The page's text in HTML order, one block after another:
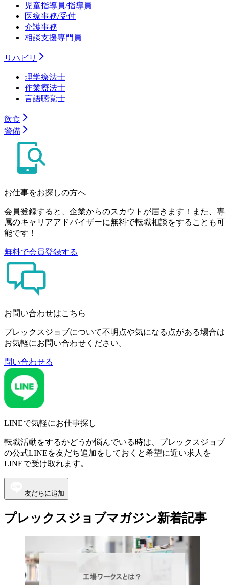
児童指導員/指導員
医療事務/受付
介護事務
相談支援専門員
リハビリ
理学療法士
作業療法士
言語聴覚士
飲食
警備
お仕事をお探しの方へ
会員登録すると、企業からのスカウトが届きます！また、専
属のキャリアアドバイザーに無料で転職相談をすることも可
能です！
無料で会員登録する
お問い合わせはこちら
プレックスジョブについて不明点や気になる点がある場合は
お気軽にお問い合わせください。
問い合わせる
LINEで気軽にお仕事探し
転職活動をするかどうか悩んでいる時は、プレックスジョブ
の公式LINEを友だち追加をしておくと希望に近い求人を
LINEで受け取れます。
友だちに追加
プレックスジョブマガジン新着記事